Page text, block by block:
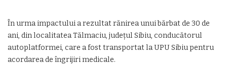
În urma impactului a rezultat rănirea unui bărbat de 30 de
ani, din localitatea Tălmaciu, județul Sibiu, conducătorul
autoplatformei, care a fost transportat la UPU Sibiu pentru
acordarea de îngrijiri medicale.